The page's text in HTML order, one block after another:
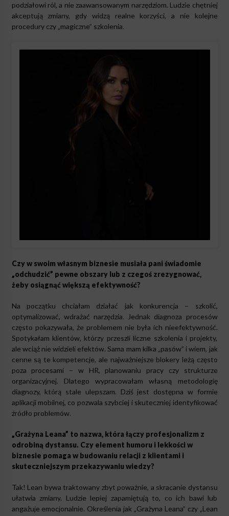
podziałowi ról, a nie zaawansowanym narzędziom. Ludzie chętniej
akceptują zmiany, gdy widzą realne korzyści, a nie kolejne
procedury czy „magiczne” szkolenia.
Czy w swoim własnym biznesie musiała pani świadomie
„odchudzić” pewne obszary lub z czegoś zrezygnować,
żeby osiągnąć większą efektywność?
Na początku chciałam działać jak konkurencja – szkolić,
optymalizować, wdrażać narzędzia. Jednak diagnoza procesów
często pokazywała, że problemem nie była ich nieefektywność.
Spotykałam klientów, którzy przeszli liczne szkolenia i projekty,
ale wciąż nie widzieli efektów. Sama mam kilka „pasów” i wiem, jak
cenne są te kompetencje, ale najważniejsze blokery leżą często
poza procesami – w HR, planowaniu pracy czy strukturze
organizacyjnej. Dlatego wypracowałam własną metodologię
diagnozy, którą stale ulepszam. Dziś jest dostępna w formie
aplikacji mobilnej, co pozwala szybciej i skuteczniej identyfikować
źródło problemów.
„Grażyna Leana” to nazwa, która łączy profesjonalizm z
odrobiną dystansu. Czy element humoru i lekkości w
biznesie pomaga w budowaniu relacji z klientami i
skuteczniejszym przekazywaniu wiedzy?
Tak! Lean bywa traktowany zbyt poważnie, a skracanie dystansu
ułatwia zmiany. Ludzie lepiej zapamiętują to, co ich bawi lub
angażuje emocjonalnie. Określenia jak „Grażyna Leana” czy „Lean